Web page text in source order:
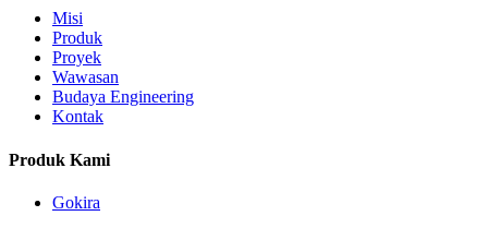
Misi
Produk
Proyek
Wawasan
Budaya Engineering
Kontak
Produk Kami
Gokira